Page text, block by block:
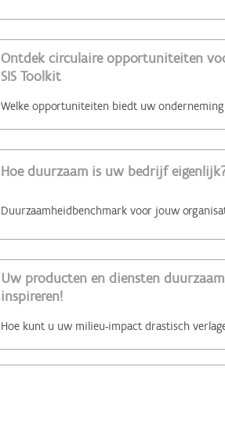
Ontdek circulaire opportuniteiten
SIS Toolkit
Hoe duurzaam is uw bedrijf
Uw producten en diensten
inspireren!